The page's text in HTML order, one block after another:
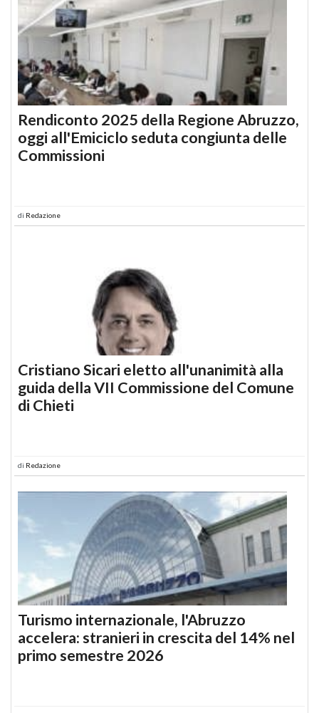
Rendiconto 2025 della Regione Abruzzo,
oggi all'Emiciclo seduta congiunta delle
Commissioni
di Redazione
Cristiano Sicari eletto all'unanimità alla
guida della VII Commissione del Comune
di Chieti
di Redazione
Turismo internazionale, l'Abruzzo
accelera: stranieri in crescita del 14% nel
primo semestre 2026